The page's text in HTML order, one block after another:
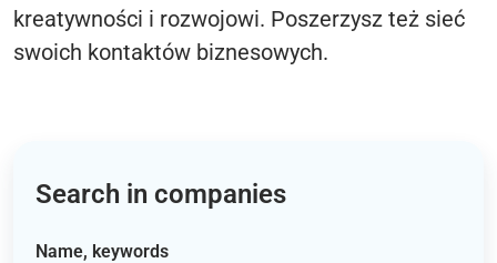
kreatywności i rozwojowi. Poszerzysz też sieć
swoich kontaktów biznesowych.
Search in companies
Name, keywords